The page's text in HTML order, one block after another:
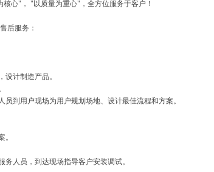
心"， "以质量为重心"，全方位服务于客户！
后服务：
设计制造产品。
员到用户现场为用户规划场地、设计最佳流程和方案。
。
务人员，到达现场指导客户安装调试。